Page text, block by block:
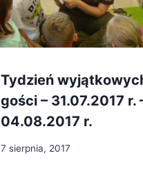
Tydzień
gości – 31.07.2017 r.
04.08.2017 r.
7 sierpnia, 2017